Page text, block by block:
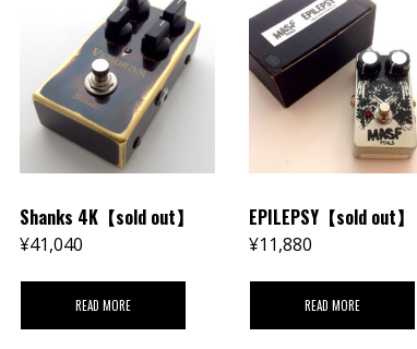
Shanks 4K【sold out】
¥41,040
READ MORE
EPILEPSY【sold out】
¥11,880
READ MORE